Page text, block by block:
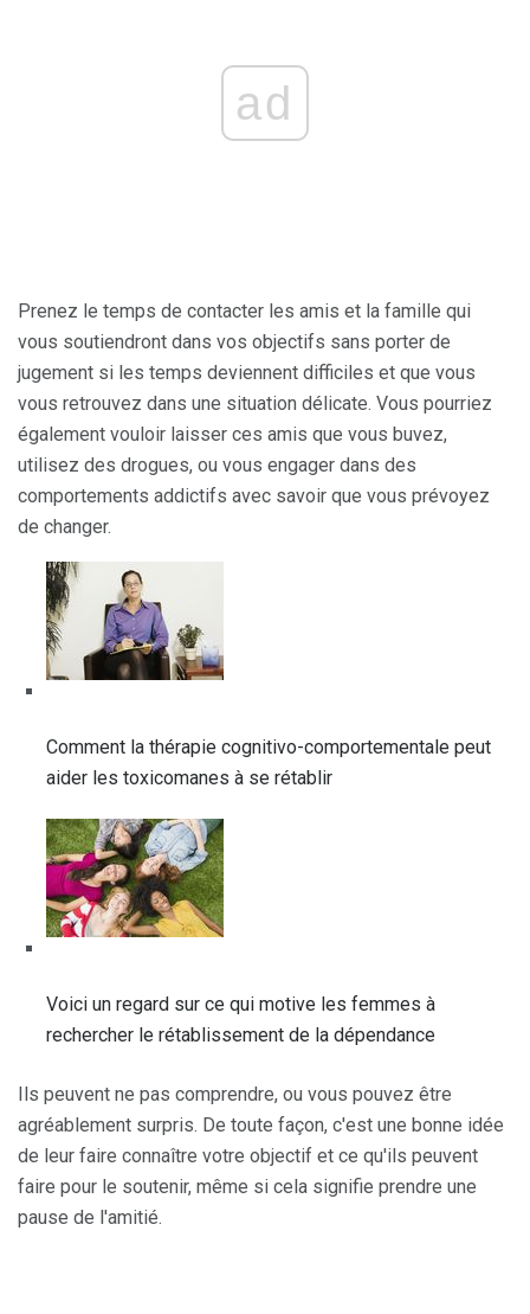
ad
Prenez le temps de contacter les amis et la famille qui
vous soutiendront dans vos objectifs sans porter de
jugement si les temps deviennent difficiles et que vous
vous retrouvez dans une situation délicate. Vous pourriez
également vouloir laisser ces amis que vous buvez,
utilisez des drogues, ou vous engager dans des
comportements addictifs avec savoir que vous prévoyez
de changer.
Comment la thérapie cognitivo-comportementale peut
aider les toxicomanes à se rétablir
Voici un regard sur ce qui motive les femmes à
rechercher le rétablissement de la dépendance
Ils peuvent ne pas comprendre, ou vous pouvez être
agréablement surpris. De toute façon, c'est une bonne idée
de leur faire connaître votre objectif et ce qu'ils peuvent
faire pour le soutenir, même si cela signifie prendre une
pause de l'amitié.